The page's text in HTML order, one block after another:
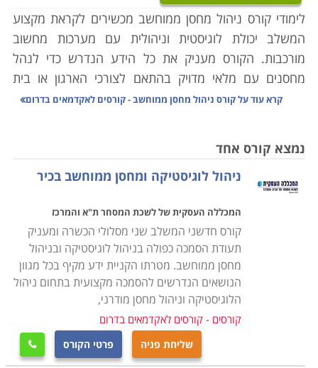
לימודי קורס ניהול מחסן ממוחשב מכשירים לקראת מקצוע
המשלב יכולת לוגיסטית וניהולית עם מערכות מחשוב
מורכבות. הקורס מעניק את כל הידע הנדרש כדי לנהל
מחסנים עם מלאי מדויק בהתאם לצורכי הארגון או בית
העסק, סחר יבוא ויצוא, מעקב אחר סחורות נכנסות ויוצאות
הלימודים בקורס ניהול מחסן הינם מקצועיים ביותר,
במסגרת הקורס יועברו שיעורים במגוון נושאים: מבנה
הארגון, רכישה ומכירה של סחורות, כללי היבוא והיצוא,
אחזקת מלאי, ניהול המערך האנושי במחסני החברה, מושגי
יסוד מקצועיים בתחום הלוגיסטיקה הארגונית, הכרת סוגי
התוכנות השונות לניהול מלאי ועוד נושאים רבים בתחום זה.
הקורס אינו מצריך כל ידע מוקדם ועל כן מתאים הן לחיילים
משוחררים שעסקו באפסנאות בצבא, או לחסרי ניסיון הרוצים
להשתלב במערך הלוגיסטי בחברה שכן, מדובר במקצוע
קרא עוד עלקורס ניהול מחסן ממוחשב - קורסים לאקדמאים בדרום
נמצא קורס אחד
ניהול לוגיסטיקה ומחסן ממוחשב בכיר
המכללה העסקית של לשכת המסחר ת"א והמרכז
קורס חדשני המשלב שני מסלולי הכשרה ומעניק
תעודת הסמכה כפולה בניהול לוגיסטיקה ובניהול
מחסן ממוחשב. מטרתו הקניית ידע מקיף בכל מגוון
הנושאים הנדרשים להסמכה מקצועית בתחום ניהול
הלוגיסטיקה וניהול מחסן מודרני,
קורסים - קורסים לאקדמאים בדרום
שליחת פניה פרטי הקורס 